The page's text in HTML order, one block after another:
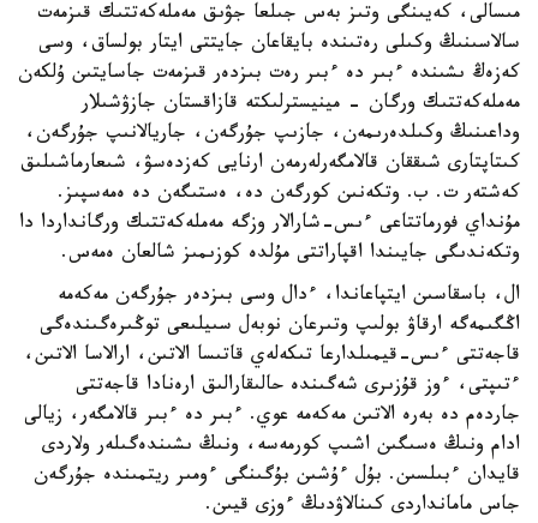
مىسالى، كەيىنگى وتىز بەس جىلعا جۋىق مەملەكەتتىك قىزمەت
سالاسىنىڭ وكىلى رەتىندە بايقاعان جايتتى ايتار بولساق، وسى
كەزەڭ ىشىندە ءبىر دە ءبىر رەت بىزدەر قىزمەت جاسايتىن ۇلكەن
مەملەكەتتىك ورگان - مينيسترلىكتە قازاقستان جازۋشىلار
وداعىنىڭ وكىلدەرىمەن، جازىپ جۇرگەن، جاريالانىپ جۇرگەن،
كىتاپتارى شىققان قالامگەرلەرمەن ارنايى كەزدەسۋ، شىعارماشىلىق
كەشتەر ت. ب. وتكەنىن كورگەن دە، ەستىگەن دە ەمەسپىز.
مۇنداي فورماتتاعى ءىس-شارالار وزگە مەملەكەتتىك ورگانداردا دا
وتكەندىگى جايىندا اقپاراتتى مۇلدە كوزىمىز شالعان ەمەس.
ال، باسقاسىن ايتپاعاندا، ءدال وسى بىزدەر جۇرگەن مەكەمە
اڭگىمەگە ارقاۋ بولىپ وتىرعان نوبەل سىيلىعى توڭىرەگىندەگى
قاجەتتى ءىس-قيمىلدارعا تىكەلەي قاتىسا الاتىن، ارالاسا الاتىن،
ءتىپتى، ءوز قۇزىرى شەگىندە حالىقارالىق ارەنادا قاجەتتى
جاردەم دە بەرە الاتىن مەكەمە عوي. ءبىر دە ءبىر قالامگەر، زيالى
ادام ونىڭ ەسىگىن اشىپ كورمەسە، ونىڭ ىشىندەگىلەر ولاردى
قايدان ءبىلسىن. بۇل ءۇشىن بۇگىنگى ءومىر ريتمىندە جۇرگەن
جاس مامانداردى كىنالاۋدىڭ ءوزى قيىن.